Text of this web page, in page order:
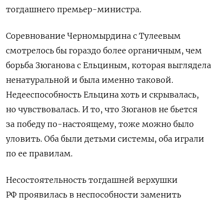
тогдашнего премьер-министра.
Соревнование Черномырдина с Тулеевым
смотрелось бы гораздо более органичным, чем
борьба Зюганова с Ельциным, которая выглядела
ненатуральной и была именно таковой.
Недееспособность Ельцина хоть и скрывалась,
но чувствовалась. И то, что Зюганов не бьется
за победу по-настоящему, тоже можно было
уловить. Оба были детьми системы, оба играли
по ее правилам.
Несостоятельность тогдашней верхушки
РФ проявилась в неспособности заменить